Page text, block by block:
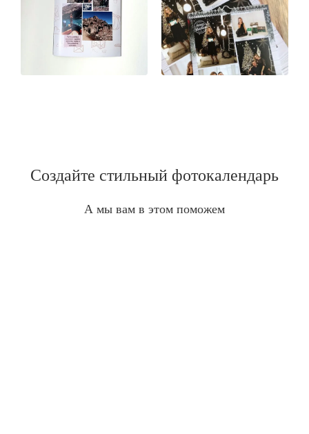
Создайте стильный фотокалендарь
А мы вам в этом поможем